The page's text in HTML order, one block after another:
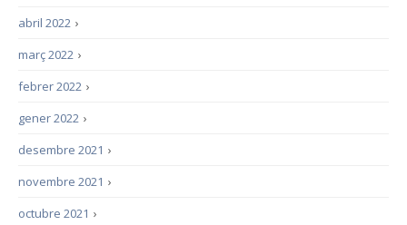
›
abril 2022
›
març 2022
›
febrer 2022
›
gener 2022
›
desembre 2021
›
novembre 2021
›
octubre 2021